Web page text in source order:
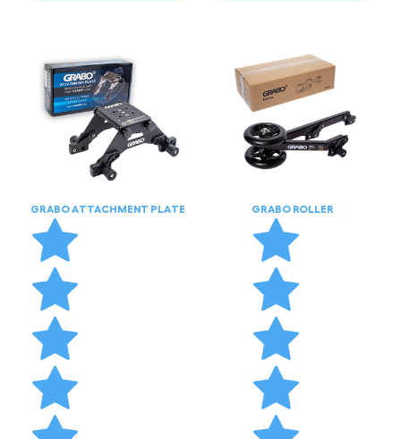
GRABO ATTACHMENT PLATE GRABO ROLLER